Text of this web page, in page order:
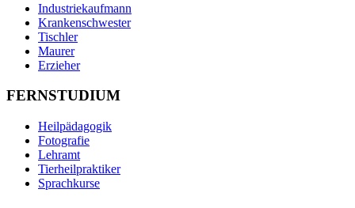
Industriekaufmann
Krankenschwester
Tischler
Maurer
Erzieher
FERNSTUDIUM
Heilpädagogik
Fotografie
Lehramt
Tierheilpraktiker
Sprachkurse